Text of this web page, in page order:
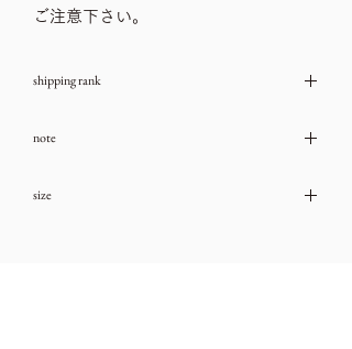
ご注意下さい。
shipping rank
→送料一覧
note
どは、ご利用ガイドをチェック頂き、気
size